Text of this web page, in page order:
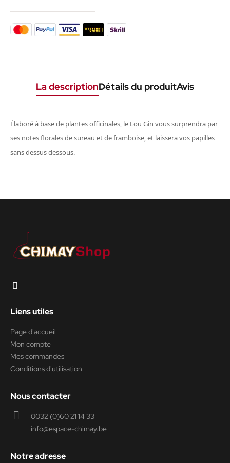
La descriptionDétails du produitAvis
Élaboré à base de plantes officinales, le Lou Gin vous surprendra par
ses notes florales de sureau et de framboise, et laissera vos papilles
sans dessus dessous.
Liens utiles
Page d'accueil
Mon compte
Mes commandes
Conditions d'utilisation
Nous contacter
0032 (0)60 21 14 33
info@espace-chimay.be
Notre adresse